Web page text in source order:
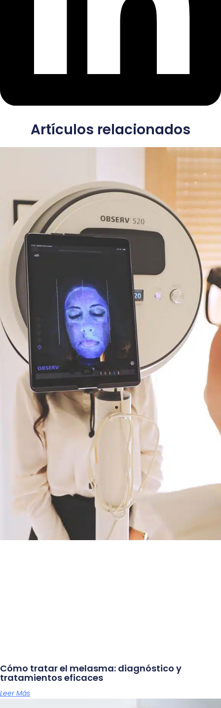
Artículos relacionados
Cómo tratar el melasma: diagnóstico y
tratamientos eficaces
Leer Más